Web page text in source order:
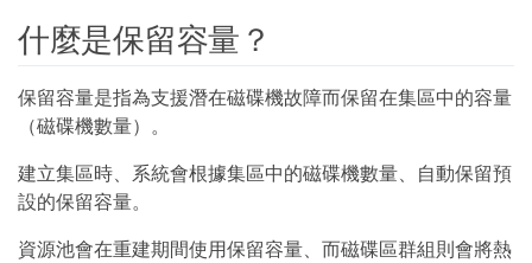
什麼是保留容量？
保留容量是指為支援潛在磁碟機故障而保留在集區中的容量
（磁碟機數量）。
建立集區時、系統會根據集區中的磁碟機數量、自動保留預
設的保留容量。
資源池會在重建期間使用保留容量、而磁碟區群組則會將熱